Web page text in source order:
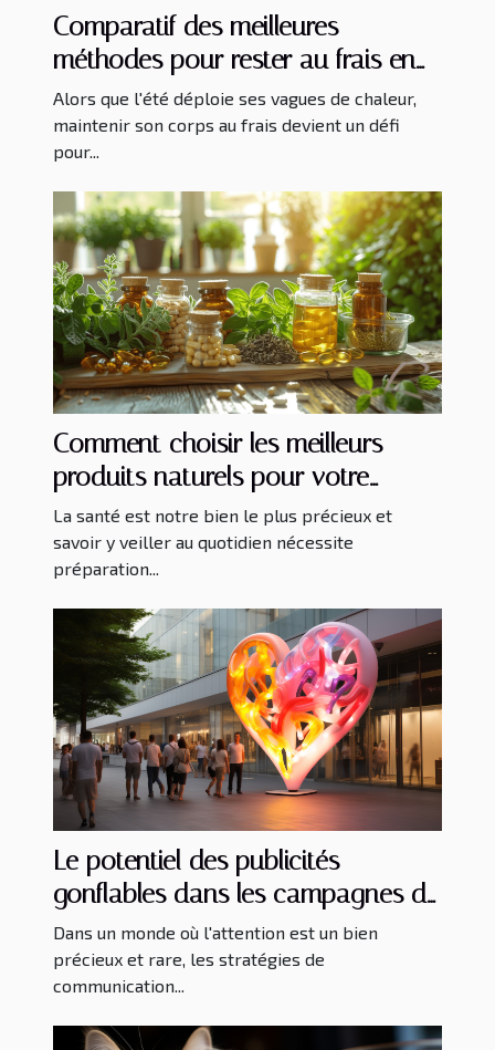
Comparatif des meilleures
méthodes pour rester au frais en
courant pendant l'été
Alors que l'été déploie ses vagues de chaleur,
maintenir son corps au frais devient un défi
pour...
Comment choisir les meilleurs
produits naturels pour votre
trousse de premiers soins
La santé est notre bien le plus précieux et
savoir y veiller au quotidien nécessite
préparation...
Le potentiel des publicités
gonflables dans les campagnes de
sensibilisation à la santé
Dans un monde où l'attention est un bien
précieux et rare, les stratégies de
communication...